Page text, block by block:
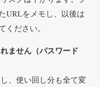
URLをメモし、以後は
ください。
ません（パスワード
、使い回し分も全て変